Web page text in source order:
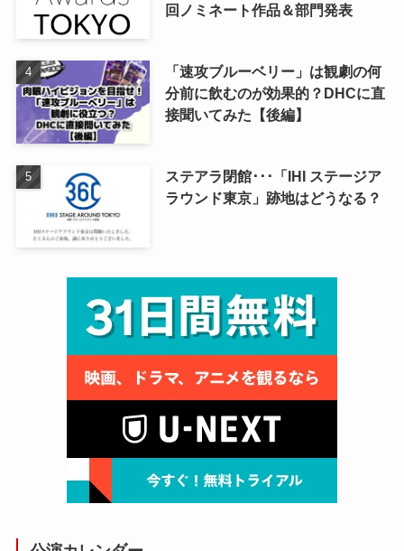
回ノミネート作品＆部門発表
「速攻ブルーベリー」は観劇の何
分前に飲むのが効果的？DHCに直
接聞いてみた【後編】
ステアラ閉館･･･「IHI ステージア
ラウンド東京」跡地はどうなる？